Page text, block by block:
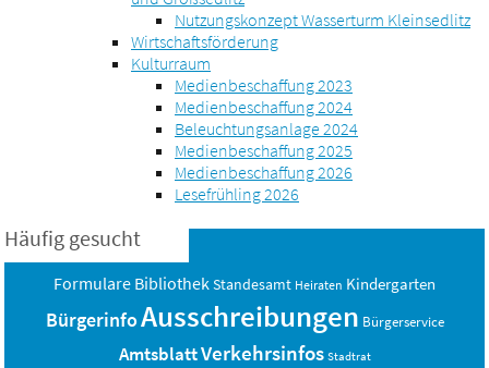
Nutzungskonzept Wasserturm Kleinsedlitz
Wirtschaftsförderung
Kulturraum
Medienbeschaffung 2023
Medienbeschaffung 2024
Beleuchtungsanlage 2024
Medienbeschaffung 2025
Medienbeschaffung 2026
Lesefrühling 2026
Häufig gesucht
Formulare BibliothekStandesamt Heiraten Kindergarten
BürgerinfoAusschreibungen Bürgerservice
AmtsblattVerkehrsinfos Stadtrat